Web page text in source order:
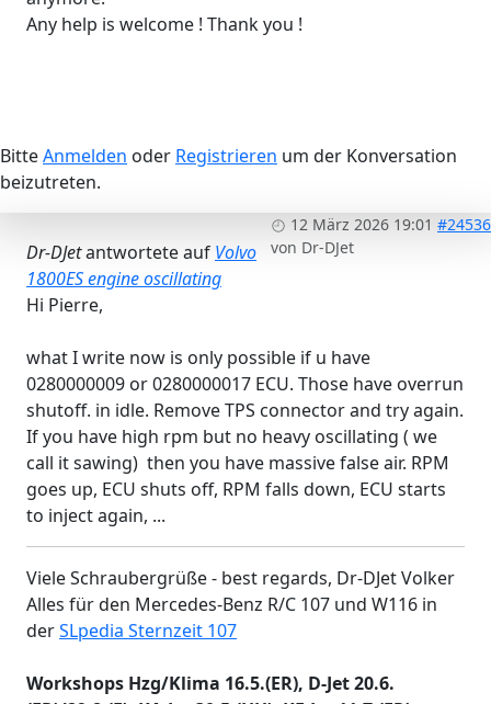
Any help is welcome ! Thank you !
BitteAnmelden oder Registrieren um der Konversation
beizutreten.
12 März 2026 19:01 #24536
von Dr-DJet
Dr-DJetantwortete auf Volvo
1800ES engine oscillating
Hi Pierre,
what I write now is only possible if u have
0280000009 or 0280000017 ECU. Those have overrun
shutoff. in idle. Remove TPS connector and try again.
If you have high rpm but no heavy oscillating ( we
call it sawing) then you have massive false air. RPM
goes up, ECU shuts off, RPM falls down, ECU starts
to inject again, ...
Viele Schraubergrüße - best regards, Dr-DJet Volker
Alles für den Mercedes-Benz R/C 107 und W116 in
derSLpedia Sternzeit 107
Workshops Hzg/Klima 16.5.(ER), D-Jet 20.6.